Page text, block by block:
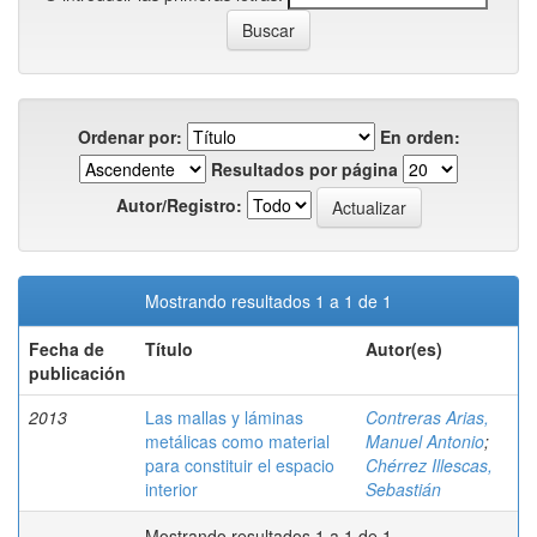
Ordenar por:
En orden:
Resultados por página
Autor/Registro:
Mostrando resultados 1 a 1 de 1
Fecha de
publicación
Título Autor(es)
2013
Las mallas y láminas
metálicas como material
para constituir el espacio
interior
Contreras Arias,
Manuel Antonio;
Chérrez Illescas,
Sebastián